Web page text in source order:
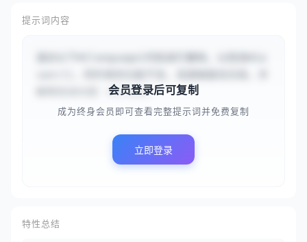
提示词内容
解释改进内容：#{code}会员登录后可复制
成为终身会员即可查看完整提示词并免费复制
立即登录
特性总结